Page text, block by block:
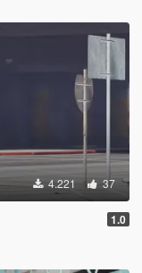
4.221 37
1.0